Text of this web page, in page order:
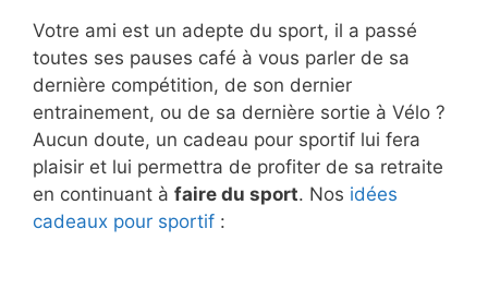
Votre ami est un adepte du sport, il a passé
toutes ses pauses café à vous parler de sa
dernière compétition, de son dernier
entrainement, ou de sa dernière sortie à Vélo ?
Aucun doute, un cadeau pour sportif lui fera
plaisir et lui permettra de profiter de sa retraite
en continuant à faire du sport. Nos idées
cadeaux pour sportif :